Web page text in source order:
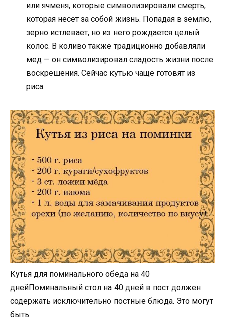
или ячменя, которые символизировали смерть,
которая несет за собой жизнь. Попадая в землю,
зерно истлевает, но из него рождается целый
колос. В коливо также традиционно добавляли
мед — он символизировал сладость жизни после
воскрешения. Сейчас кутью чаще готовят из
риса.
Кутья для поминального обеда на 40
днейПоминальный стол на 40 дней в пост должен
содержать исключительно постные блюда. Это могут
быть: